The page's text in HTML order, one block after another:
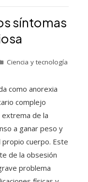
síntomas
Ciencia y tecnología
como anorexia
complejo
de la
a ganar peso y
cuerpo. Este
de la obsesión
problema